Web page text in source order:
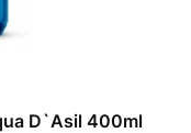
D`Asil 400ml